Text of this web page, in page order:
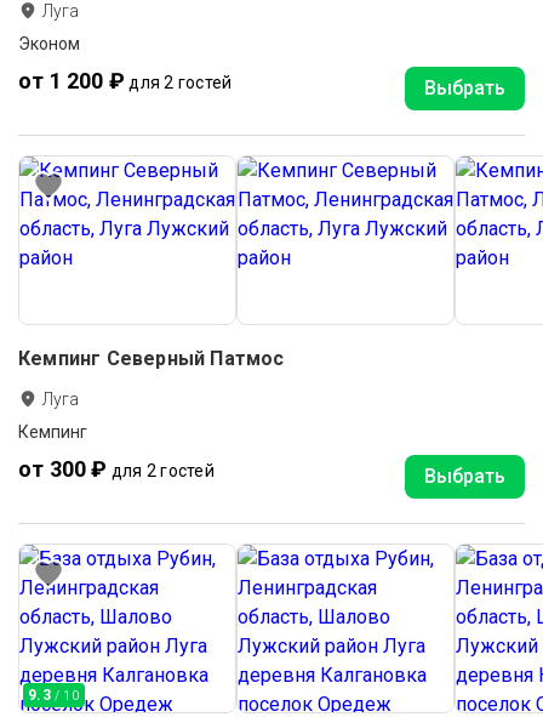
Луга
Эконом
от 1 200 ₽ для 2 гостей Выбрать
Кемпинг Северный Патмос
Луга
Кемпинг
от 300 ₽ для 2 гостей Выбрать
9.3 / 10